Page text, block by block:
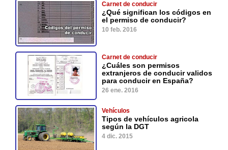
Carnet de conducir
¿Qué significan los códigos en
el permiso de conducir?
10 feb. 2016
Carnet de conducir
¿Cuáles son permisos
extranjeros de conducir validos
para conducir en España?
26 ene. 2016
Vehículos
Tipos de vehículos agricola
según la DGT
4 dic. 2015